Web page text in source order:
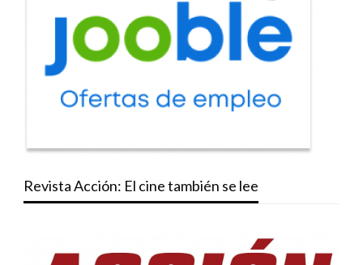
Revista Acción: El cine también se lee